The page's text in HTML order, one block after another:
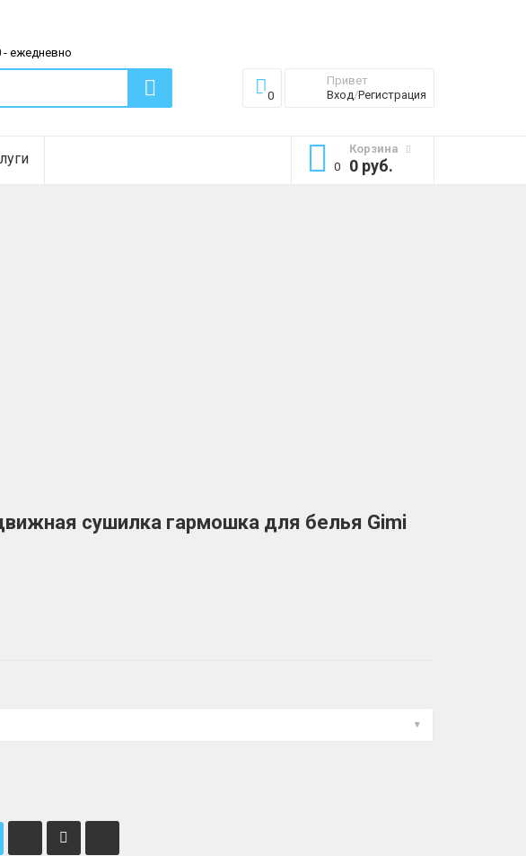
- ежедневно
0
Привет
Вход/Регистрация
Корзина
0
0 руб.
сушилка гармошка для белья Gimi